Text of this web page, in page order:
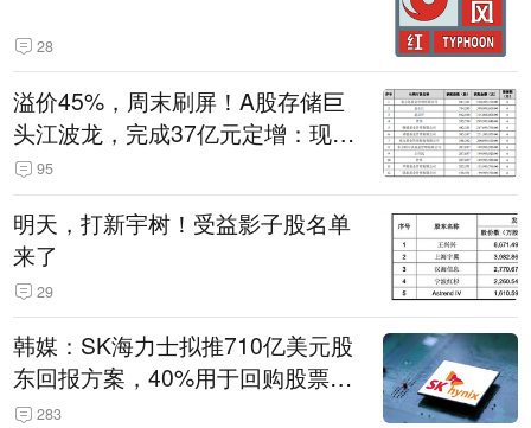
28
溢价45%，周末刷屏！A股存储巨
头江波龙，完成37亿元定增：现价
386.6元，定增价560元
95
明天，打新宇树！受益影子股名单
来了
29
韩媒：SK海力士拟推710亿美元股
东回报方案，40%用于回购股票，
相当于美股发行规模
283